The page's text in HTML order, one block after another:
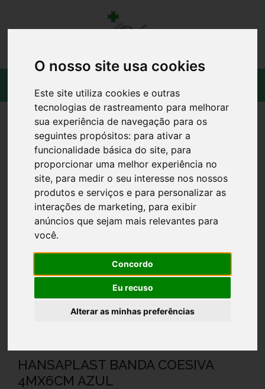
O nosso site usa cookies
Este site utiliza cookies e outras
tecnologias de rastreamento para melhorar
sua experiência de navegação para os
seguintes propósitos: para ativar a
funcionalidade básica do site, para
proporcionar uma melhor experiência no
site, para medir o seu interesse nos nossos
produtos e serviços e para personalizar as
interações de marketing, para exibir
anúncios que sejam mais relevantes para
você.
Concordo
Eu recuso
Alterar as minhas preferências
HANSAPLAST BANDA COESIVA
4MX6CM AZUL